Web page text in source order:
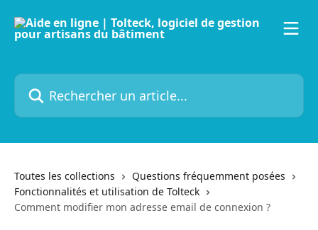
Rechercher un article...
Toutes les collections
Questions fréquemment posées
Fonctionnalités et utilisation de Tolteck
Comment modifier mon adresse email de connexion ?